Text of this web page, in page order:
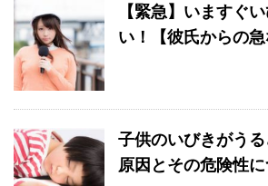
【緊急】いますぐ
い！【彼氏からの急
子供のいびきがう
原因とその危険性